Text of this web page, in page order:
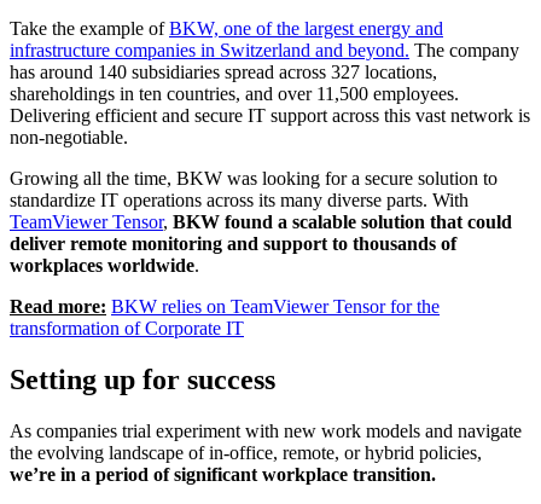
Take the example ofBKW, one of the largest energy and
infrastructure companies in Switzerland and beyond. The company
has around 140 subsidiaries spread across 327 locations,
shareholdings in ten countries, and over 11,500 employees.
Delivering efficient and secure IT support across this vast network is
non-negotiable.
Growing all the time, BKW was looking for a secure solution to
standardize IT operations across its many diverse parts. With
TeamViewer Tensor, BKW found a scalable solution that could
deliver remote monitoring and support to thousands of
workplaces worldwide.
Read more: BKW relies on TeamViewer Tensor for the
transformation of Corporate IT
Setting up for success
As companies trial experiment with new work models and navigate
the evolving landscape of in-office, remote, or hybrid policies,
we’re in a period of significant workplace transition.